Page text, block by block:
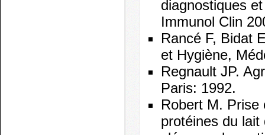
diagnostiques
Immunol Clin
Rancé F, Bidat
et Hygiène,
Regnault JP.
Paris: 1992.
Robert M. Prise
protéines du